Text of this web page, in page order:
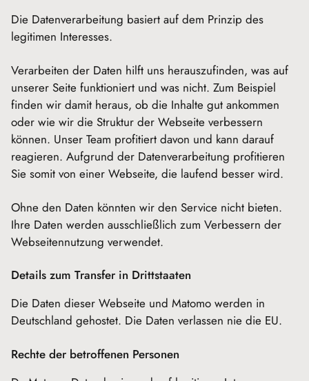
Die Datenverarbeitung basiert auf dem Prinzip des
legitimen Interesses.
Verarbeiten der Daten hilft uns herauszufinden, was auf
unserer Seite funktioniert und was nicht. Zum Beispiel
finden wir damit heraus, ob die Inhalte gut ankommen
oder wie wir die Struktur der Webseite verbessern
können. Unser Team profitiert davon und kann darauf
reagieren. Aufgrund der Datenverarbeitung profitieren
Sie somit von einer Webseite, die laufend besser wird.
Ohne den Daten könnten wir den Service nicht bieten.
Ihre Daten werden ausschließlich zum Verbessern der
Webseitennutzung verwendet.
Details zum Transfer in Drittstaaten
Die Daten dieser Webseite und Matomo werden in
Deutschland gehostet. Die Daten verlassen nie die EU.
Rechte der betroffenen Personen